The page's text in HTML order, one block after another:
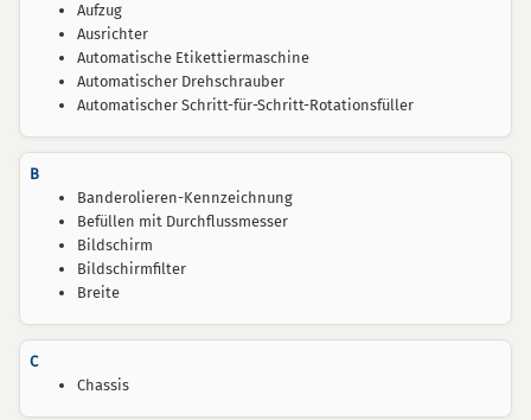
Aufzug
Ausrichter
Automatische Etikettiermaschine
Automatischer Drehschrauber
Automatischer Schritt-für-Schritt-Rotationsfüller
B
Banderolieren-Kennzeichnung
Befüllen mit Durchflussmesser
Bildschirm
Bildschirmfilter
Breite
C
Chassis